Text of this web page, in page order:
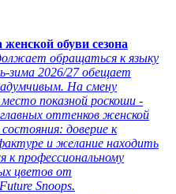
обуви сезона
обращаться к языку
зима 2026/27 обещает
На смену
показной роскоши -
оттенков женской
доверие к
и желание находить
к профессиональному
цветов от
Snoops.